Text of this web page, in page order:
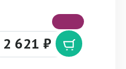
2 621 ₽